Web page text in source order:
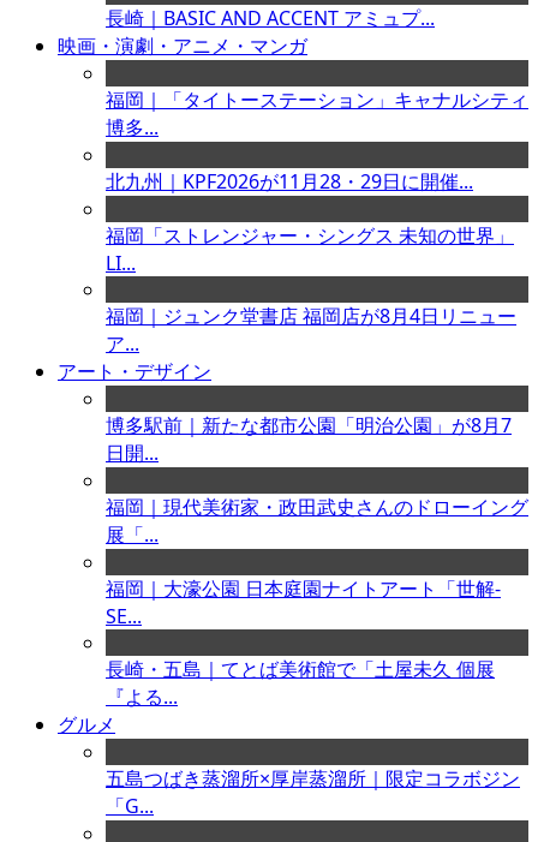
長崎｜BASIC AND ACCENT アミュプ...
映画・演劇・アニメ・マンガ
福岡｜「タイトーステーション」キャナルシティ
博多...
北九州｜KPF2026が11月28・29日に開催...
福岡「ストレンジャー・シングス 未知の世界」
LI...
福岡｜ジュンク堂書店 福岡店が8月4日リニュー
ア...
アート・デザイン
博多駅前｜新たな都市公園「明治公園」が8月7
日開...
福岡｜現代美術家・政田武史さんのドローイング
展「...
福岡｜大濠公園 日本庭園ナイトアート「世解-
SE...
長崎・五島｜てとば美術館で「土屋未久 個展
『よる...
グルメ
五島つばき蒸溜所×厚岸蒸溜所｜限定コラボジン
「G...